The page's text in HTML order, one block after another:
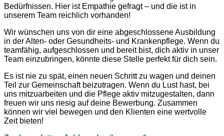
Bedürfnissen. Hier ist Empathie gefragt – und die ist in
unserem Team reichlich vorhanden!
Wir wünschen uns von dir eine abgeschlossene Ausbildung
in der Alten- oder Gesundheits- und Krankenpflege. Wenn du
teamfähig, aufgeschlossen und bereit bist, dich aktiv in unser
Team einzubringen, könnte diese Stelle perfekt für dich sein.
Es ist nie zu spät, einen neuen Schritt zu wagen und deinen
Teil zur Gemeinschaft beizutragen. Wenn du Lust hast, bei
uns mitzuarbeiten und die Pflege aktiv mitzugestalten, dann
freuen wir uns riesig auf deine Bewerbung. Zusammen
können wir viel bewegen und den Klienten eine wertvolle
Zeit bieten!